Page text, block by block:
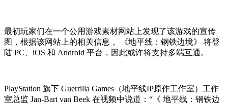
最初玩家们在一个公用游戏素材网站上发现了该游戏的宣传
图，根据该网站上的相关信息， 《地平线：钢铁边境》 将登
陆 PC、iOS 和 Android 平台，因此或许将支持多端互通。
PlayStation 旗下 Guerrilla Games（地平线IP原作工作室）工作
室总监 Jan-Bart van Beek 在视频中说道：“《 地平线：钢铁边